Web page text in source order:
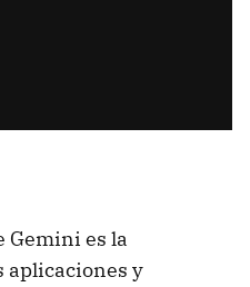
Gemini es la
aplicaciones y